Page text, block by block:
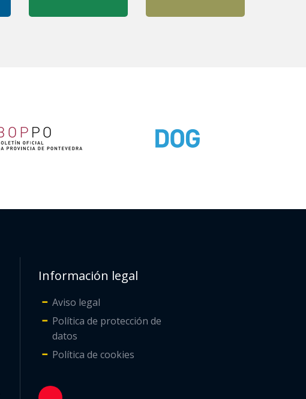
Información legal
Aviso legal
Política de protección de
datos
Política de cookies